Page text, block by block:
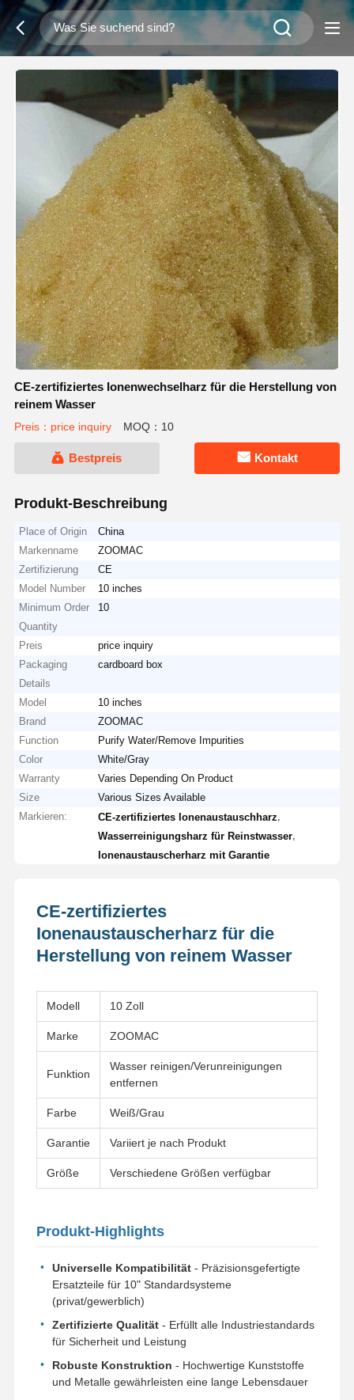
CE-zertifiziertes Ionenwechselharz für die Herstellung von
reinem Wasser
Preis：price inquiry MOQ：10
Bestpreis Kontakt
Produkt-Beschreibung
Place of Origin
China
Markenname
ZOOMAC
Zertifizierung
CE
Model Number
10 inches
Minimum Order
Quantity
10
Preis
price inquiry
Packaging
Details
cardboard box
Model
10 inches
Brand
ZOOMAC
Function
Purify Water/Remove Impurities
Color
White/Gray
Warranty
Varies Depending On Product
Size
Various Sizes Available
Markieren:
CE-zertifiziertes Ionenaustauschharz
Wasserreinigungsharz für Reinstwasser
Ionenaustauscherharz mit Garantie
CE-zertifiziertes
Ionenaustauscherharz für die
Herstellung von reinem Wasser
Modell 10 Zoll
Marke ZOOMAC
Funktion
Wasser reinigen/Verunreinigungen
entfernen
Farbe Weiß/Grau
Garantie Variiert je nach Produkt
Größe Verschiedene Größen verfügbar
Produkt-Highlights
Universelle Kompatibilität- Präzisionsgefertigte
Ersatzteile für 10" Standardsysteme
(privat/gewerblich)
Zertifizierte Qualität- Erfüllt alle Industriestandards
für Sicherheit und Leistung
Robuste Konstruktion - Hochwertige Kunststoffe
und Metalle gewährleisten eine lange Lebensdauer